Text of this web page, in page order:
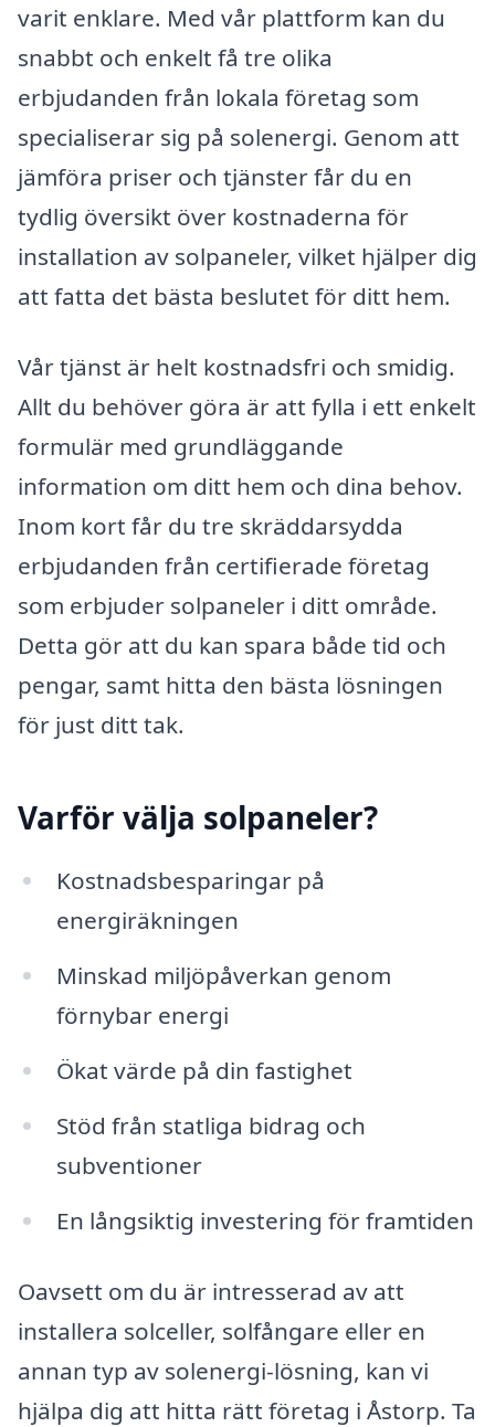
varit enklare. Med vår plattform kan du
snabbt och enkelt få tre olika
erbjudanden från lokala företag som
specialiserar sig på solenergi. Genom att
jämföra priser och tjänster får du en
tydlig översikt över kostnaderna för
installation av solpaneler, vilket hjälper dig
att fatta det bästa beslutet för ditt hem.
Vår tjänst är helt kostnadsfri och smidig.
Allt du behöver göra är att fylla i ett enkelt
formulär med grundläggande
information om ditt hem och dina behov.
Inom kort får du tre skräddarsydda
erbjudanden från certifierade företag
som erbjuder solpaneler i ditt område.
Detta gör att du kan spara både tid och
pengar, samt hitta den bästa lösningen
för just ditt tak.
Varför välja solpaneler?
Kostnadsbesparingar på
energiräkningen
Minskad miljöpåverkan genom
förnybar energi
Ökat värde på din fastighet
Stöd från statliga bidrag och
subventioner
En långsiktig investering för framtiden
Oavsett om du är intresserad av att
installera solceller, solfångare eller en
annan typ av solenergi-lösning, kan vi
hjälpa dig att hitta rätt företag i Åstorp. Ta